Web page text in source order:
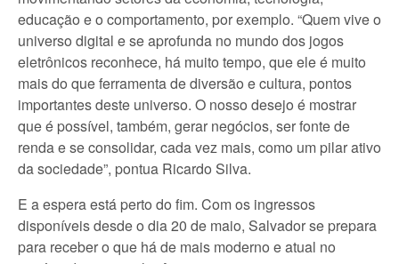
educação e o comportamento, por exemplo. “Quem vive o
universo digital e se aprofunda no mundo dos jogos
eletrônicos reconhece, há muito tempo, que ele é muito
mais do que ferramenta de diversão e cultura, pontos
importantes deste universo. O nosso desejo é mostrar
que é possível, também, gerar negócios, ser fonte de
renda e se consolidar, cada vez mais, como um pilar ativo
da sociedade”, pontua Ricardo Silva.
E a espera está perto do fim. Com os ingressos
disponíveis desde o dia 20 de maio, Salvador se prepara
para receber o que há de mais moderno e atual no